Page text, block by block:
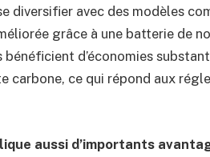
diversifier avec des modèles
grâce à une batterie de
bénéficient d’économies
carbone, ce qui répond aux
aussi d’importants